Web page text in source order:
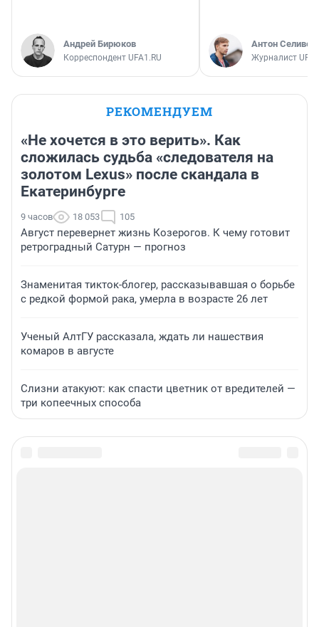
Андрей Бирюков
Корреспондент UFA1.RU
Антон
Журналист
РЕКОМЕНДУЕМ
«Не хочется в это верить». Как
сложилась судьба «следователя на
золотом Lexus» после скандала в
Екатеринбурге
9 часов 18 053 105
Август перевернет жизнь Козерогов. К чему готовит
ретроградный Сатурн — прогноз
Знаменитая тикток-блогер, рассказывавшая о борьбе
с редкой формой рака, умерла в возрасте 26 лет
Ученый АлтГУ рассказала, ждать ли нашествия
комаров в августе
Слизни атакуют: как спасти цветник от вредителей —
три копеечных способа